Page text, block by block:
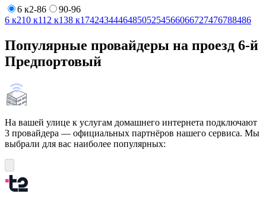
6 к2-86
90-96
6 к210 к112 к138 к174243444648505254566066727476788486
Популярные провайдеры на проезд 6-й
Предпортовый
На вашей улице к услугам домашнего интернета подключают
3 провайдера — официальных партнёров нашего сервиса. Мы
выбрали для вас наиболее популярных: